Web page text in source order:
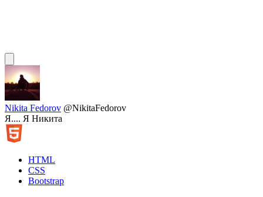
Nikita Fedorov @NikitaFedorov
Я.... Я Никита
HTML
CSS
Bootstrap